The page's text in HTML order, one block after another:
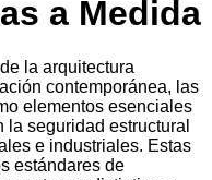
a Medida
la arquitectura
contemporánea, las
elementos esenciales
seguridad estructural
e industriales. Estas
estándares de